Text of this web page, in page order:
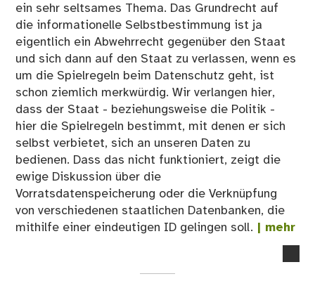
ein sehr seltsames Thema. Das Grundrecht auf
die informationelle Selbstbestimmung ist ja
eigentlich ein Abwehrrecht gegenüber den Staat
und sich dann auf den Staat zu verlassen, wenn es
um die Spielregeln beim Datenschutz geht, ist
schon ziemlich merkwürdig. Wir verlangen hier,
dass der Staat - beziehungsweise die Politik -
hier die Spielregeln bestimmt, mit denen er sich
selbst verbietet, sich an unseren Daten zu
bedienen. Dass das nicht funktioniert, zeigt die
ewige Diskussion über die
Vorratsdatenspeicherung oder die Verknüpfung
von verschiedenen staatlichen Datenbanken, die
mithilfe einer eindeutigen ID gelingen soll. | mehr